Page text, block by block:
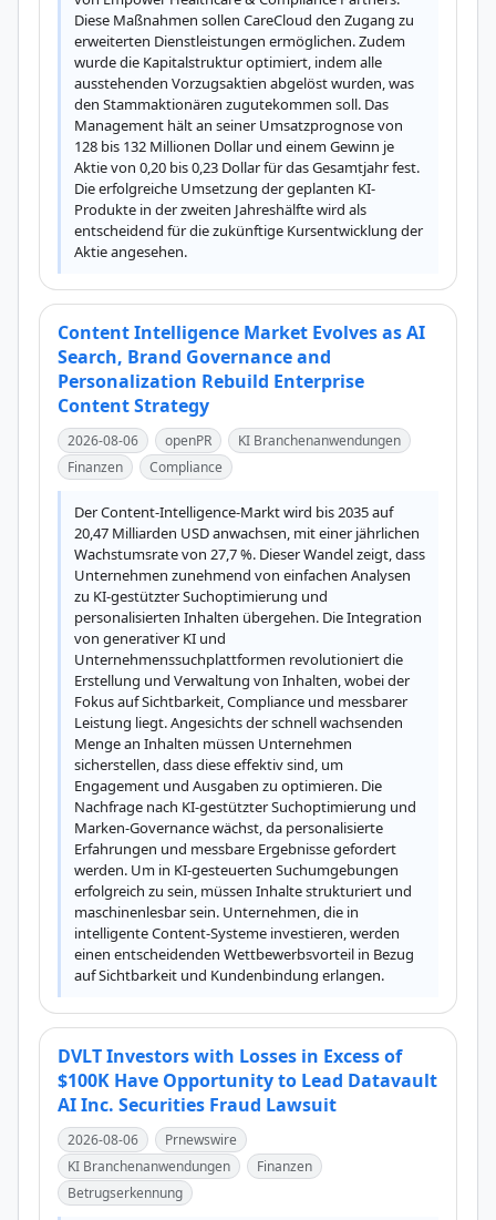
Diese Maßnahmen sollen CareCloud den Zugang zu
erweiterten Dienstleistungen ermöglichen. Zudem
wurde die Kapitalstruktur optimiert, indem alle
ausstehenden Vorzugsaktien abgelöst wurden, was
den Stammaktionären zugutekommen soll. Das
Management hält an seiner Umsatzprognose von
128 bis 132 Millionen Dollar und einem Gewinn je
Aktie von 0,20 bis 0,23 Dollar für das Gesamtjahr fest.
Die erfolgreiche Umsetzung der geplanten KI-
Produkte in der zweiten Jahreshälfte wird als
entscheidend für die zukünftige Kursentwicklung der
Aktie angesehen.
Content Intelligence Market Evolves as AI
Search, Brand Governance and
Personalization Rebuild Enterprise
Content Strategy
2026-08-06 openPR
KI Branchenanwendungen
Finanzen
Compliance
Der Content-Intelligence-Markt wird bis 2035 auf
20,47 Milliarden USD anwachsen, mit einer jährlichen
Wachstumsrate von 27,7 %. Dieser Wandel zeigt, dass
Unternehmen zunehmend von einfachen Analysen
zu KI-gestützter Suchoptimierung und
personalisierten Inhalten übergehen. Die Integration
von generativer KI und
Unternehmenssuchplattformen revolutioniert die
Erstellung und Verwaltung von Inhalten, wobei der
Fokus auf Sichtbarkeit, Compliance und messbarer
Leistung liegt. Angesichts der schnell wachsenden
Menge an Inhalten müssen Unternehmen
sicherstellen, dass diese effektiv sind, um
Engagement und Ausgaben zu optimieren. Die
Nachfrage nach KI-gestützter Suchoptimierung und
Marken-Governance wächst, da personalisierte
Erfahrungen und messbare Ergebnisse gefordert
werden. Um in KI-gesteuerten Suchumgebungen
erfolgreich zu sein, müssen Inhalte strukturiert und
maschinenlesbar sein. Unternehmen, die in
intelligente Content-Systeme investieren, werden
einen entscheidenden Wettbewerbsvorteil in Bezug
auf Sichtbarkeit und Kundenbindung erlangen.
DVLT Investors with Losses in Excess of
$100K Have Opportunity to Lead Datavault
AI Inc. Securities Fraud Lawsuit
2026-08-06
Prnewswire
KI Branchenanwendungen
Finanzen
Betrugserkennung